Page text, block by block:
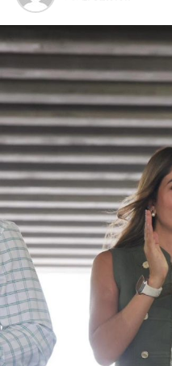
un “ nuevo modelo de
” desarrollado con el
procesales que permitan
hechos.
Este arresto reactiva el
Rivero, quien ocupó la
2011
y presentó su
la crisis institucional
normalistas. Desde el
investigación, el
estar implicado en el caso